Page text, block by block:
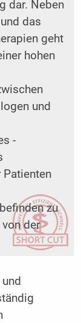
dar. Neben
das
geht
hohen
und
Patienten
zu
der